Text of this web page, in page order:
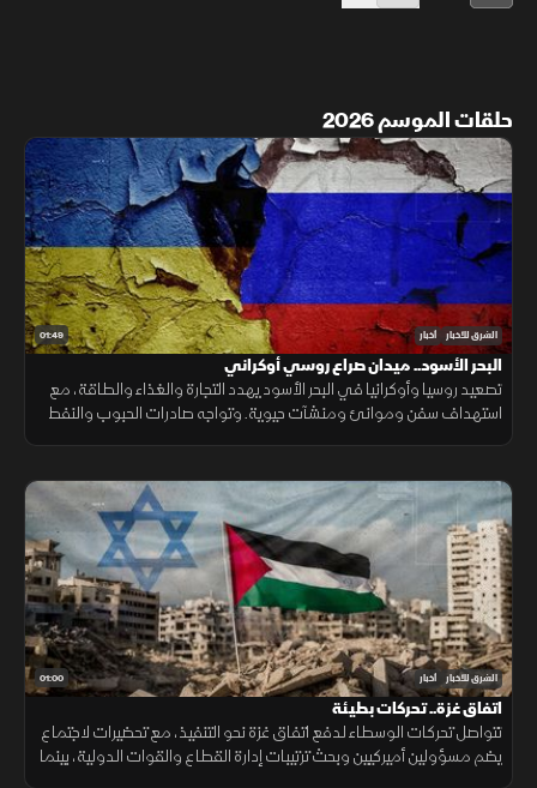
حلقات الموسم 2026
01:49 الشرق للأخبار أخبار
البحر الأسود.. ميدان صراع روسي أوكراني
تصعيد روسيا وأوكرانيا في البحر الأسود يهدد التجارة والغذاء والطاقة، مع
استهداف سفن وموانئ ومنشآت حيوية. وتواجه صادرات الحبوب والنفط
01:00 الشرق للأخبار أخبار
اتفاق غزة.. تحركات بطيئة
تتواصل تحركات الوسطاء لدفع اتفاق غزة نحو التنفيذ، مع تحضيرات لاجتماع
يضم مسؤولين أميركيين وبحث ترتيبات إدارة القطاع والقوات الدولية، بينما